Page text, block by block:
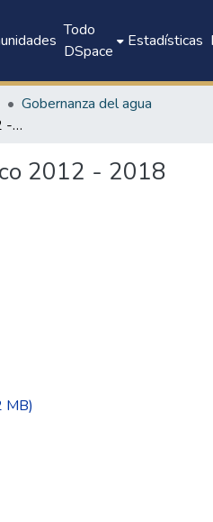
Todo
DSpace
Estadísticas
Gobernanza del agua
Anuario Estadístico 2012 - 2018
2012 - 2018
MB)